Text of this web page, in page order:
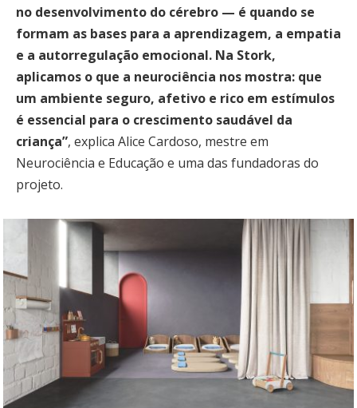
no desenvolvimento do cérebro — é quando se
formam as bases para a aprendizagem, a empatia
e a autorregulação emocional. Na Stork,
aplicamos o que a neurociência nos mostra: que
um ambiente seguro, afetivo e rico em estímulos
é essencial para o crescimento saudável da
criança”, explica Alice Cardoso, mestre em
Neurociência e Educação e uma das fundadoras do
projeto.